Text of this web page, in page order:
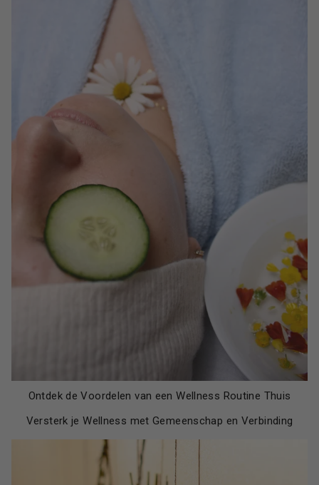
Ontdek de Voordelen van een Wellness Routine Thuis
Versterk je Wellness met Gemeenschap en Verbinding